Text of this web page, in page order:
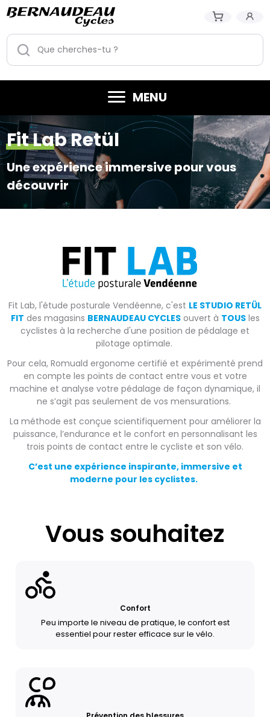
MENU
Fit Lab Retül
Une expérience immersive pour vous
découvrir
Fit Lab, l'étude posturale Vendéenne, c'est LE STUDIO RETÜL
FIT des magasins BERNAUDEAU CYCLESouvert à TOUSles
cyclistes à la recherche d'une position de pédalage et
pilotage optimale.
Pour cela, Romuald ergonome certifié et expérimenté prend
en compte les points de contact entre vous et votre
machine et analyse votre pédalage de façon dynamique, il
ne s’agit pas seulement de vos mensurations.
La méthode est conçue scientifiquement pour améliorer la
puissance, l’endurance et le confort en personnalisant les
trois points de contact entre le cycliste et son vélo.
C’est une expérience inspirante, immersive et
moderne pour les cyclistes.
Vous souhaitez
Confort
Peu importe le niveau de pratique, le confort est
essentiel pour rester efficace sur le vélo.